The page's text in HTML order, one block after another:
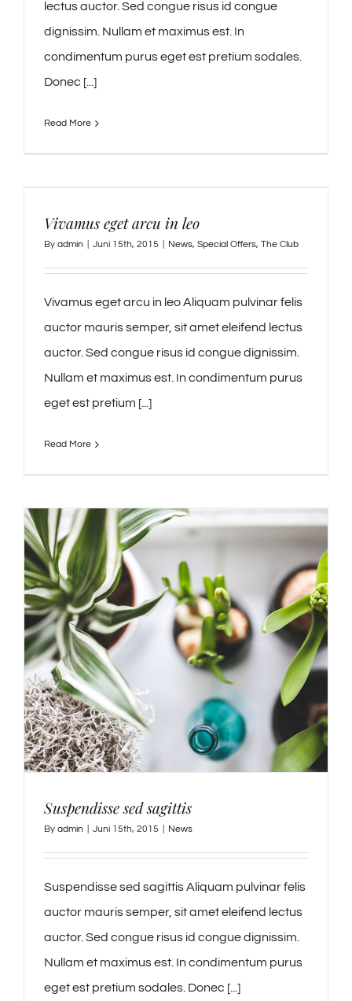
lectus auctor. Sed congue risus id congue
dignissim. Nullam et maximus est. In
condimentum purus eget est pretium sodales.
Donec [...]
Read More
Vivamus eget arcu in leo
By admin Juni 15th, 2015 News, Special Offers, The Club
Vivamus eget arcu in leo Aliquam pulvinar felis
auctor mauris semper, sit amet eleifend lectus
auctor. Sed congue risus id congue dignissim.
Nullam et maximus est. In condimentum purus
eget est pretium [...]
Read More
Suspendisse sed sagittis
By admin Juni 15th, 2015 News
Suspendisse sed sagittis Aliquam pulvinar felis
auctor mauris semper, sit amet eleifend lectus
auctor. Sed congue risus id congue dignissim.
Nullam et maximus est. In condimentum purus
eget est pretium sodales. Donec [...]